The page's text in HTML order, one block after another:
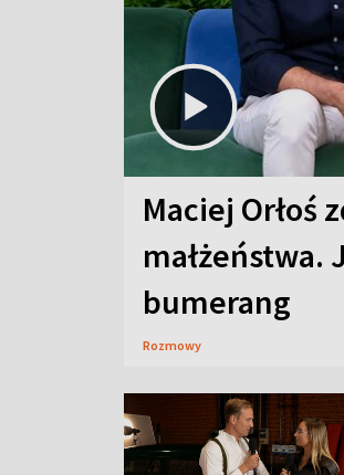
Maciej Orłoś
małżeństwa.
bumerang
Rozmowy